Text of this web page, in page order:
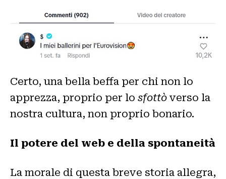
Certo, una bella beffa per chi non lo
apprezza, proprio per lo sfottò verso la
nostra cultura, non proprio bonario.
Il potere del web e della spontaneità
La morale di questa breve storia allegra,